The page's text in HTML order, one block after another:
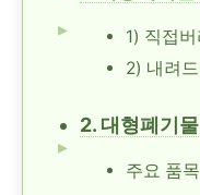
1) 직접
2) 내려
2. 대형폐기
주요 품